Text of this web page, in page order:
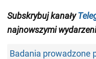
Subskrybuj kanały
najnowszymi
Badania prowadzone